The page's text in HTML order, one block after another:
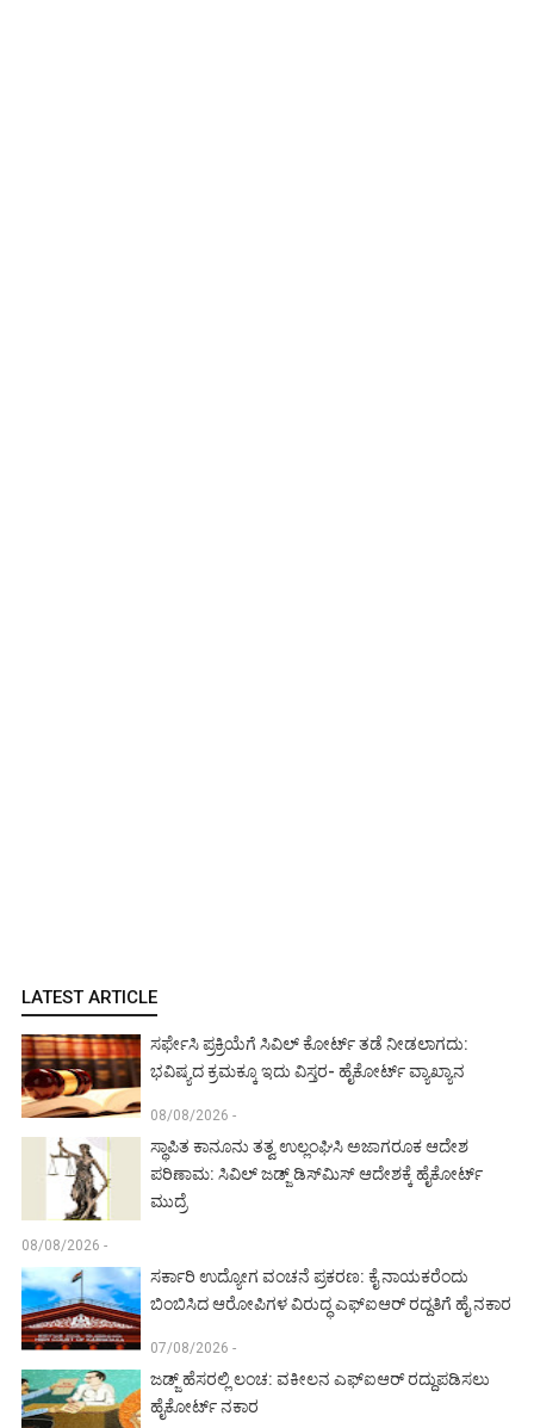
LATEST ARTICLE
ಸರ್ಫೇಸಿ ಪ್ರಕ್ರಿಯೆಗೆ ಸಿವಿಲ್ ಕೋರ್ಟ್ ತಡೆ ನೀಡಲಾಗದು:
ಭವಿಷ್ಯದ ಕ್ರಮಕ್ಕೂ ಇದು ವಿಸ್ತರ- ಹೈಕೋರ್ಟ್ ವ್ಯಾಖ್ಯಾನ
08/08/2026 -
ಸ್ಥಾಪಿತ ಕಾನೂನು ತತ್ವ ಉಲ್ಲಂಘಿಸಿ ಅಜಾಗರೂಕ ಆದೇಶ
ಪರಿಣಾಮ: ಸಿವಿಲ್ ಜಡ್ಜ್ ಡಿಸ್‌ಮಿಸ್ ಆದೇಶಕ್ಕೆ ಹೈಕೋರ್ಟ್
ಮುದ್ರೆ
08/08/2026 -
ಸರ್ಕಾರಿ ಉದ್ಯೋಗ ವಂಚನೆ ಪ್ರಕರಣ: ಕೈ ನಾಯಕರೆಂದು
ಬಿಂಬಿಸಿದ ಆರೋಪಿಗಳ ವಿರುದ್ಧ ಎಫ್‌ಐಆರ್ ರದ್ದತಿಗೆ ಹೈ ನಕಾರ
07/08/2026 -
ಜಡ್ಜ್ ಹೆಸರಲ್ಲಿ ಲಂಚ: ವಕೀಲನ ಎಫ್‌ಐಆರ್ ರದ್ದುಪಡಿಸಲು
ಹೈಕೋರ್ಟ್ ನಕಾರ